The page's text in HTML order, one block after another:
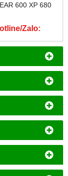
600 XP 680
Zalo: